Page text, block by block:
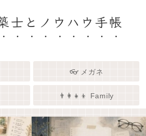
士とノウハウ手帳
👓 メガネ
👨‍👩‍👧‍👦 Family